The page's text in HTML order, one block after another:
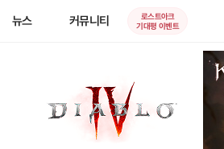
뉴스 커뮤니티
로스트아크
기대평 이벤트